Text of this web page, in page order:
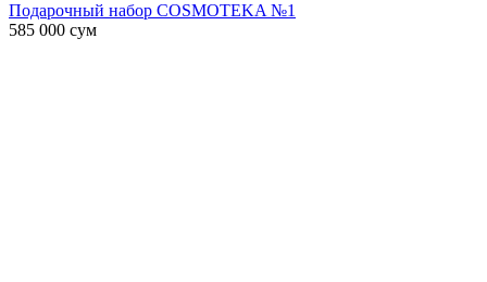
Подарочный набор COSMOTEKA №1
585 000 сум